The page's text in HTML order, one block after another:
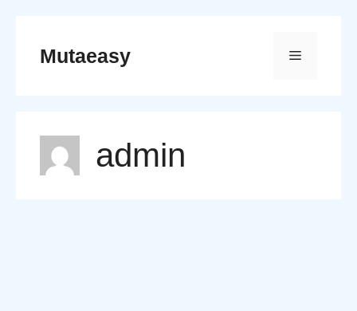
contentMutaeasy Menu
admin